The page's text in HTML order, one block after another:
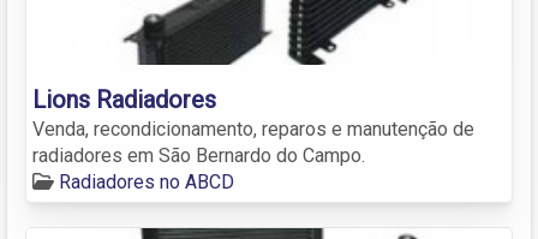
Lions Radiadores
Venda, recondicionamento, reparos e manutenção de
radiadores em São Bernardo do Campo.
Radiadores no ABCD